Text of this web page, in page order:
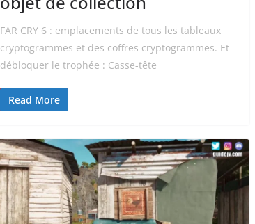
FAR CRY 6 : emplacements de tous les tableaux
cryptogrammes et des coffres cryptogrammes. Et
débloquer le trophée : Casse-tête
Read More